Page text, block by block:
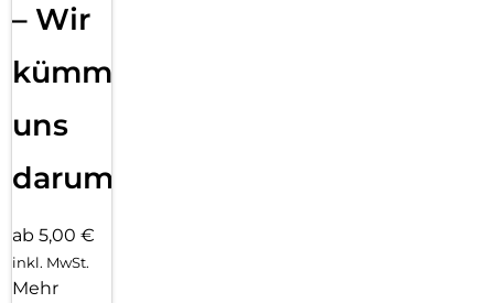
– Wir
kümmern
uns
darum!
ab 5,00 €
inkl. MwSt.
Mehr